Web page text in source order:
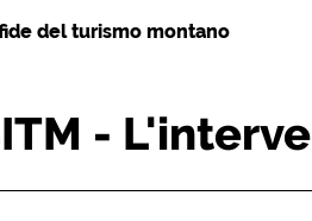
del turismo montano
-